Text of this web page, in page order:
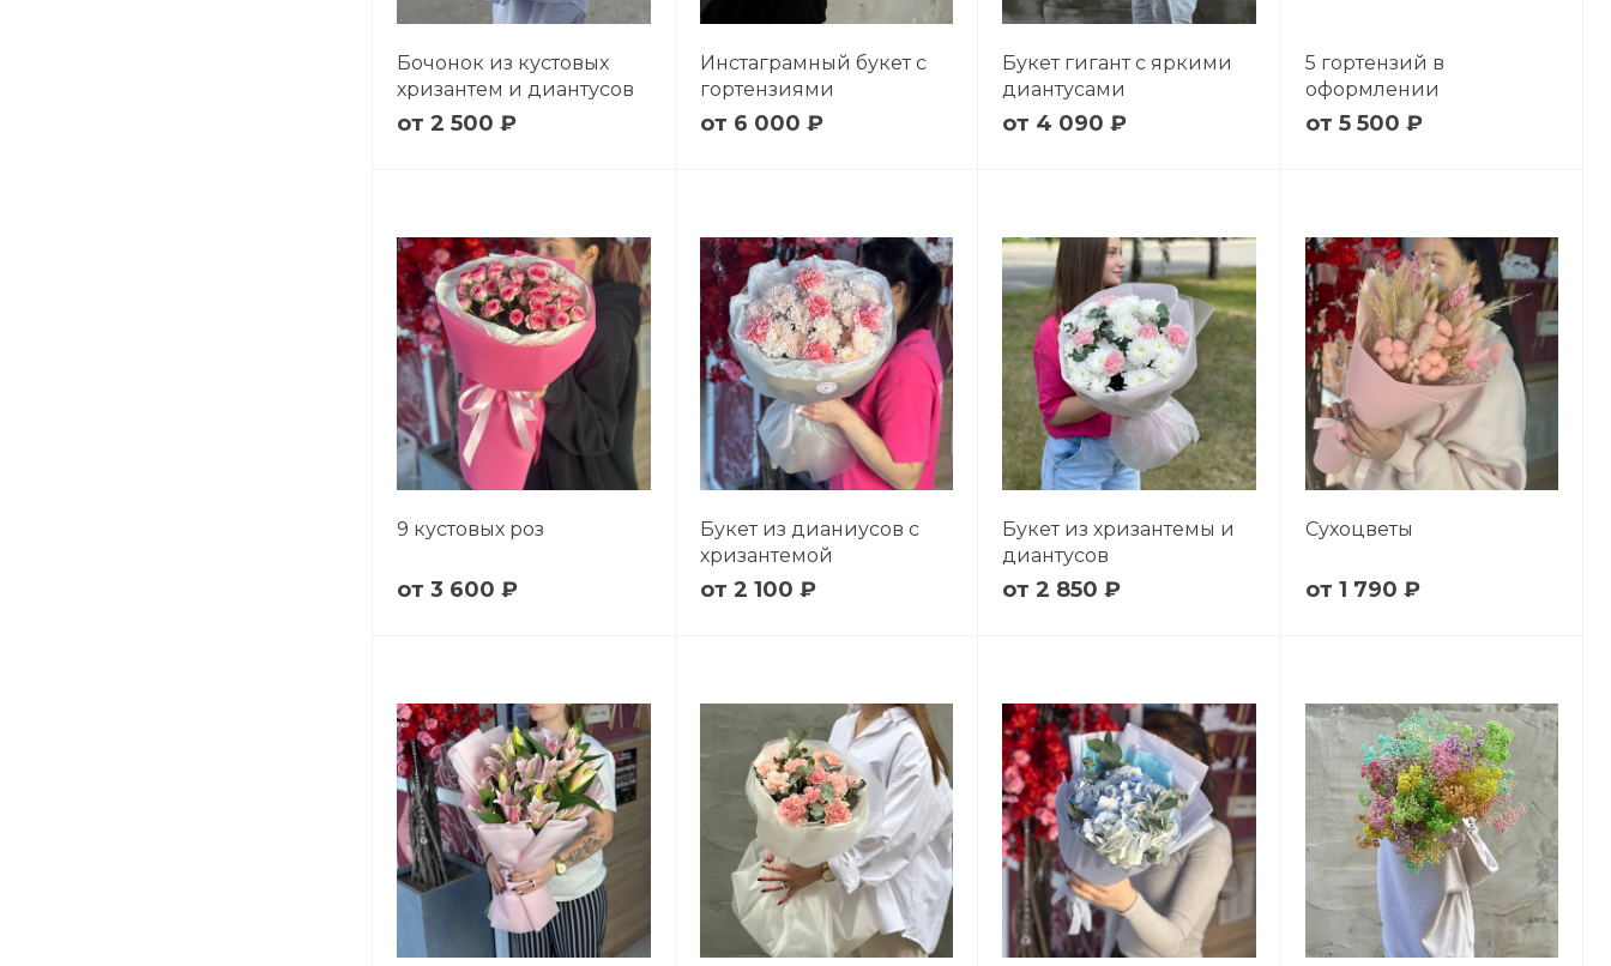
Бочонок из кустовых
хризантем и диантусов
2 500 ₽
Инстаграмный букет с
гортензиями
6 000 ₽
Букет гигант с яркими
диантусами
4 090 ₽
5 гортензий в
оформлении
5 500 ₽
9 кустовых роз
3 600 ₽
Букет из дианиусов с
хризантемой
2 100 ₽
Букет из хризантемы и
диантусов
2 850 ₽
Сухоцветы
1 790 ₽